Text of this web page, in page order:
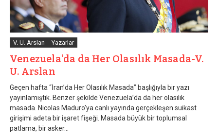
V. U. Arslan Yazarlar
Venezuela'da da Her Olasılık Masada-V.
U. Arslan
Geçen hafta “İran’da Her Olasılık Masada” başlığıyla bir yazı
yayınlamıştık. Benzer şekilde Venezuela’da da her olasılık
masada. Nicolas Maduro’ya canlı yayında gerçekleşen suikast
girişimi adeta bir işaret fişeği. Masada büyük bir toplumsal
patlama, bir asker...